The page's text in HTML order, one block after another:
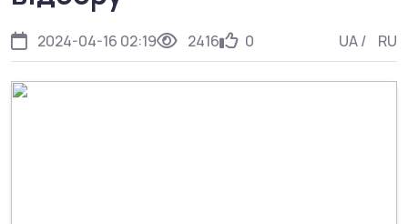
2024-04-16 02:19 2416 0 UA/ RU